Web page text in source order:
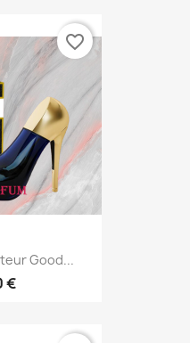
Good...
€
favorite_border